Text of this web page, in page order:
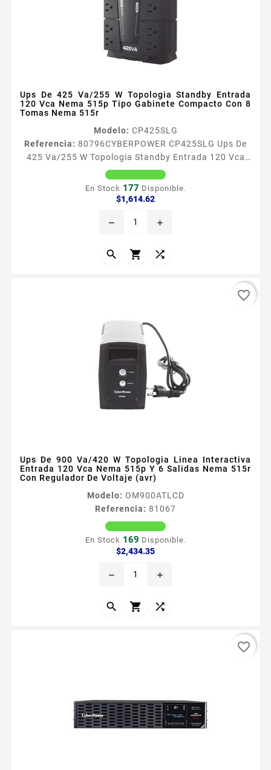
Ups De 425 Va/255 W Topologia Standby Entrada
120 Vca Nema 515p Tipo Gabinete Compacto Con 8
Tomas Nema 515r
Modelo: CP425SLG
Referencia: 80796CYBERPOWER CP425SLG Ups De
425 Va/255 W Topologia Standby Entrada 120 Vca
Nema 515p Tipo Gabinete Compacto Con 8 Tomas
Nema 515r CyberPower CP425SLG garantiza la
proteccioacuten de respaldo de energiacutea para
de almacenamiento El producto adopta una
ahorro de energiacutea para ahorrar costos de...
En Stock 177 Disponible.
$1,614.62Precio
remove add
  
Ups De 900 Va/420 W Topologia Linea Interactiva
Entrada 120 Vca Nema 515p Y 6 Salidas Nema 515r
Con Regulador De Voltaje (avr)
Modelo: OM900ATLCD
Referencia: 81067
En Stock 169 Disponible.
$2,434.35Precio
remove add
  
favorite_border
favorite_border